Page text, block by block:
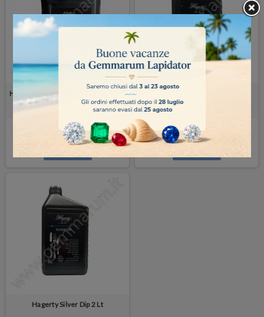
Hagerty Ultrasonic Jewel Clean 2 Lt
25,00 €
COMPRA
32,00 €
COMPRA
Hagerty Silver Dip 2 Lt